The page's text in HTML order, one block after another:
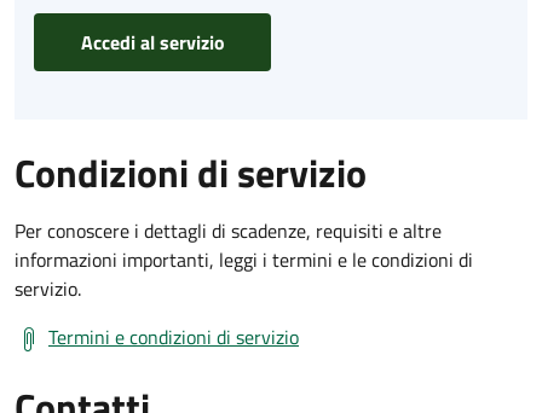
Accedi al servizio
Condizioni di servizio
Per conoscere i dettagli di scadenze, requisiti e altre
informazioni importanti, leggi i termini e le condizioni di
servizio.
Termini e condizioni di servizio